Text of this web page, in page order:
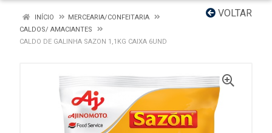
VOLTAR
INÍCIO
MERCEARIA/CONFEITARIA
CALDOS/ AMACIANTES
CALDO DE GALINHA SAZON 1,1KG CAIXA 6UND